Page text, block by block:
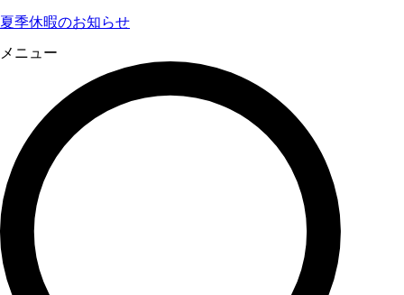
夏季休暇のお知らせ
メニュー